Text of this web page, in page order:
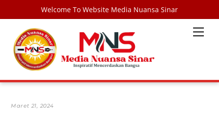
Welcome To Website Media Nuansa Sinar
content
Maret 21, 2024